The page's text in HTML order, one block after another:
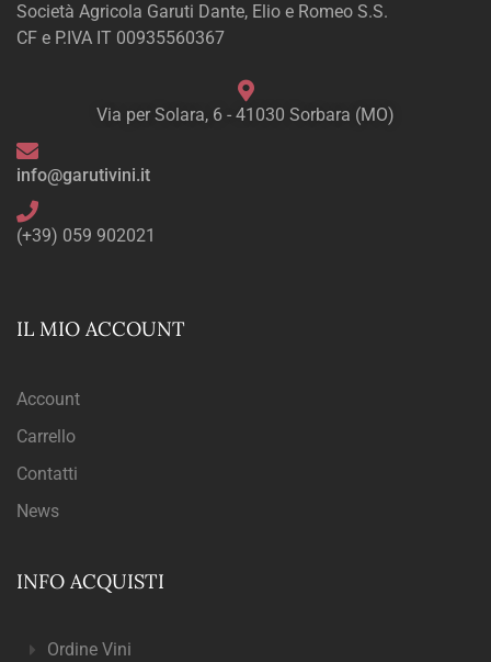
Società Agricola Garuti Dante, Elio e Romeo S.S.
CF e P.IVA IT 00935560367
Via per Solara, 6 - 41030 Sorbara (MO)
info@garutivini.it
(+39) 059 902021
IL MIO ACCOUNT
Account
Carrello
Contatti
News
INFO ACQUISTI
Ordine Vini